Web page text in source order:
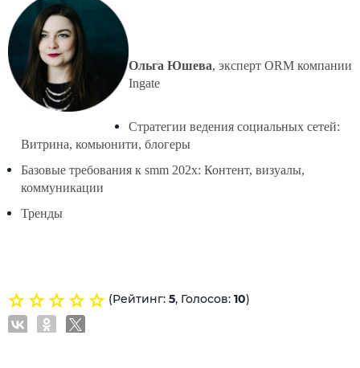
Ольга Юшева, эксперт ORM компании
Ingate
Стратегии ведения социальных сетей:
Витрина, комьюнити, блогеры
Базовые требования к smm 202х: Контент, визуалы,
коммуникации
Тренды
(Рейтинг: 5, Голосов: 10)